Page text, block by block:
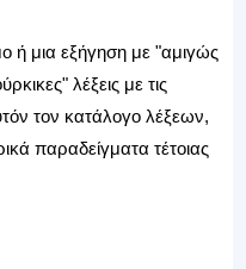
ή μια εξήγηση με "αμιγώς
λέξεις με τις
τον κατάλογο λέξεων,
παραδείγματα τέτοιας